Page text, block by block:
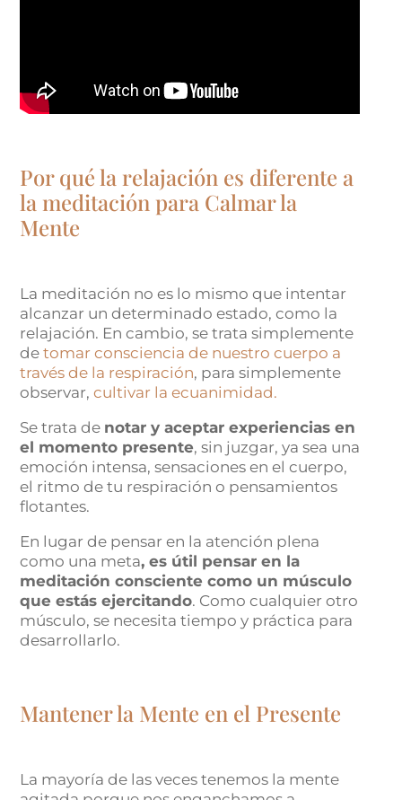
Por qué la relajación es diferente a
la meditación para Calmar la
Mente
La meditación no es lo mismo que intentar
alcanzar un determinado estado, como la
relajación. En cambio, se trata simplemente
de tomar consciencia de nuestro cuerpo a
través de la respiración, para simplemente
observar,cultivar la ecuanimidad.
Se trata de notar y aceptar experiencias en
el momento presente, sin juzgar, ya sea una
emoción intensa, sensaciones en el cuerpo,
el ritmo de tu respiración o pensamientos
flotantes.
En lugar de pensar en la atención plena
como una meta, es útil pensar en la
meditación consciente como un músculo
que estás ejercitando. Como cualquier otro
músculo, se necesita tiempo y práctica para
desarrollarlo.
Mantener la Mente en el Presente
La mayoría de las veces tenemos la mente